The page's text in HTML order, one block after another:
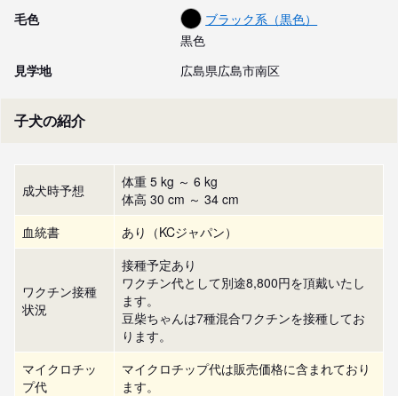
毛色
ブラック系（黒色）
黒色
見学地
広島県広島市南区
子犬の紹介
成犬時予想
体重 5 kg ～ 6 kg
体高 30 cm ～ 34 cm
血統書
あり（KCジャパン）
ワクチン接種
状況
接種予定あり
ワクチン代として別途8,800円を頂戴いたし
ます。
豆柴ちゃんは7種混合ワクチンを接種してお
ります。
マイクロチッ
プ代
マイクロチップ代は販売価格に含まれており
ます。